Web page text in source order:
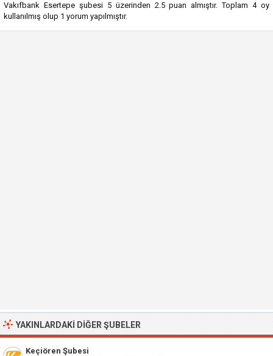
Vakıfbank Esertepe şubesi 5üzerinden 2.5puan almıştır. Toplam4oy
kullanılmış olup 1 yorum yapılmıştır.
YAKINLARDAKI DIĞER ŞUBELER
Keçiören Şubesi